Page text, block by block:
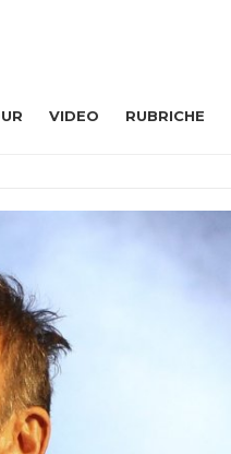
VIDEO RUBRICHE